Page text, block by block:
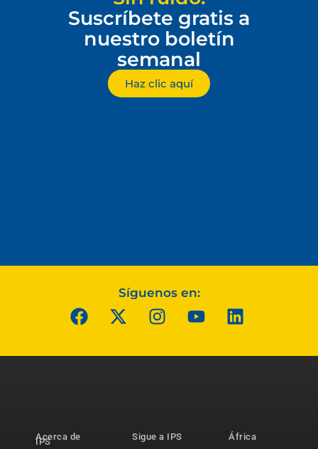
Suscríbete gratis a
nuestro boletín
semanal
Haz clic aquí
Síguenos en:
Acerca de
IPS
Sigue a IPS
África